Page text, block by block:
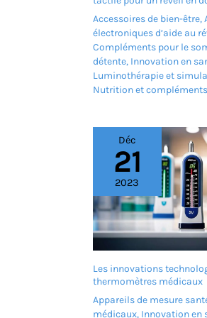
inoxydable, sûre à
concave pour
aux contours du
coins arrondis
s'adapter
position du
modes aux
et les points noirs
étape nécessite
la peau humide);
"ION+" pour
kératine
décomposer la
et les points
"ION-" pour
l'absorption
nutriments,
métabolisme
réduire les
Accessoires de bien-être,
électroniques d’aide au
Compléments pour le
détente, Innovation en
Luminothérapie et
Nutrition et compléments
Déc
21
2023
Les innovations
thermomètres médicaux
Appareils de mesure
médicaux, Innovation en